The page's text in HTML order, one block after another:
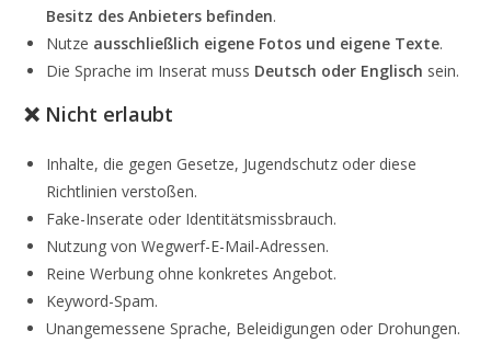
Besitz des Anbieters befinden.
Nutze ausschließlich eigene Fotos und eigene Texte.
Die Sprache im Inserat muss Deutsch oder Englisch sein.
❌ Nicht erlaubt
Inhalte, die gegen Gesetze, Jugendschutz oder diese
Richtlinien verstoßen.
Fake-Inserate oder Identitätsmissbrauch.
Nutzung von Wegwerf-E-Mail-Adressen.
Reine Werbung ohne konkretes Angebot.
Keyword-Spam.
Unangemessene Sprache, Beleidigungen oder Drohungen.